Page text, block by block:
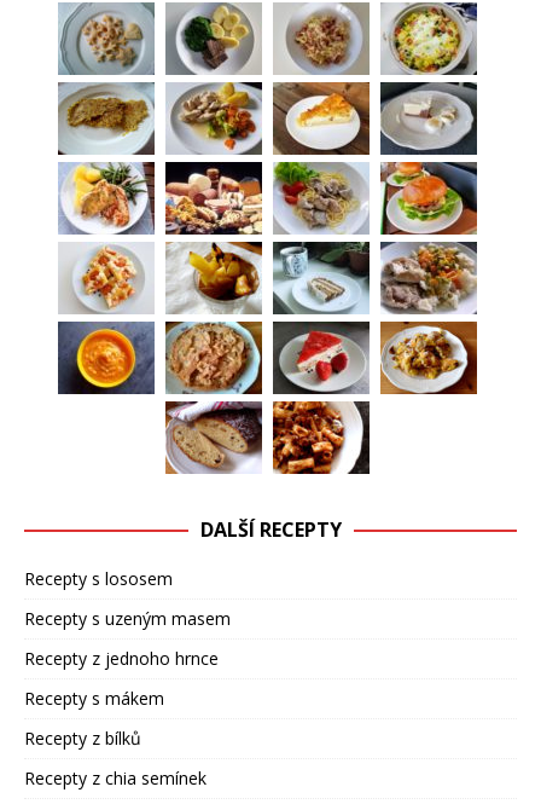
DALŠÍ RECEPTY
Recepty s lososem
Recepty s uzeným masem
Recepty z jednoho hrnce
Recepty s mákem
Recepty z bílků
Recepty z chia semínek